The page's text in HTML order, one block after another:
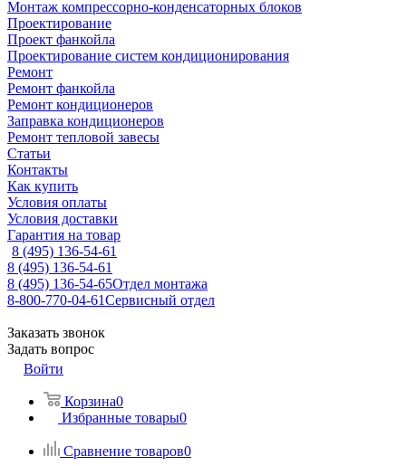
Монтаж компрессорно-конденсаторных блоков
Проектирование
Проект фанкойла
Проектирование систем кондиционирования
Ремонт
Ремонт фанкойла
Ремонт кондиционеров
Заправка кондиционеров
Ремонт тепловой завесы
Статьи
Контакты
Как купить
Условия оплаты
Условия доставки
Гарантия на товар
8 (495) 136-54-61
8 (495) 136-54-61
8 (495) 136-54-65Отдел монтажа
8-800-770-04-61Сервисный отдел
Заказать звонок
Задать вопрос
Войти
Корзина0
Избранные товары0
Сравнение товаров0